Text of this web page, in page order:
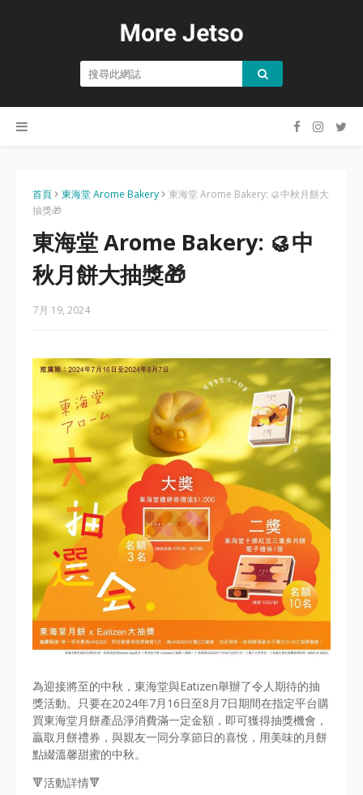
首頁 東海堂 Arome Bakery
東海堂 Arome Bakery: 🥮中秋月餅大
抽獎🎁
東海堂 Arome Bakery: 🥮中
秋月餅大抽獎🎁
7月 19, 2024
為迎接將至的中秋，東海堂與Eatizen舉辦了令人期待的抽
獎活動。只要在2024年7月16日至8月7日期間在指定平台購
買東海堂月餅產品淨消費滿一定金額，即可獲得抽獎機會，
贏取月餅禮券，與親友一同分享節日的喜悅，用美味的月餅
點綴溫馨甜蜜的中秋。
🔻活動詳情🔻